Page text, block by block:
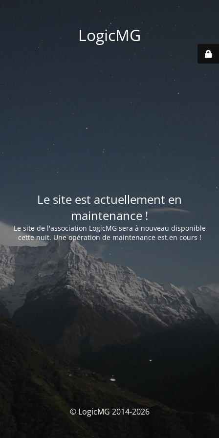
LogicMG
Le site est actuellement en
maintenance !
Le site de l'association LogicMG sera à nouveau disponible
cette nuit. Une opération de maintenance est en cours !
© LogicMG 2014-2026